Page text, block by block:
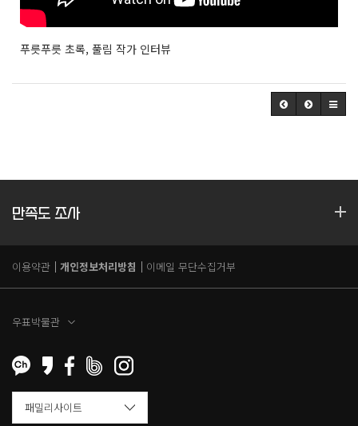
푸릇푸릇 초록, 풀림 작가 인터뷰
만족도 조사
이용약관 개인정보처리방침 이메일 무단수집거부
우표박물관